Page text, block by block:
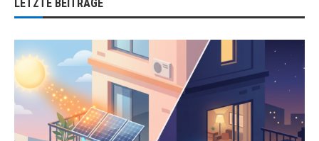
LETZTE BEITRÄGE